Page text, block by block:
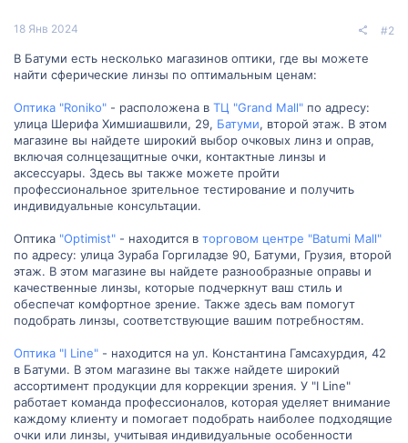
18 Янв 2024 #2
В Батуми есть несколько магазинов оптики, где вы можете
найти сферические линзы по оптимальным ценам:
Оптика "Roniko" - расположена в ТЦ "Grand Mall" по адресу:
улица Шерифа Химшиашвили, 29, Батуми, второй этаж. В этом
магазине вы найдете широкий выбор очковых линз и оправ,
включая солнцезащитные очки, контактные линзы и
аксессуары. Здесь вы также можете пройти
профессиональное зрительное тестирование и получить
индивидуальные консультации.
Оптика "Optimist" - находится в торговом центре "Batumi Mall"
по адресу: улица Зураба Горгиладзе 90, Батуми, Грузия, второй
этаж. В этом магазине вы найдете разнообразные оправы и
качественные линзы, которые подчеркнут ваш стиль и
обеспечат комфортное зрение. Также здесь вам помогут
подобрать линзы, соответствующие вашим потребностям.
Оптика "I Line" - находится на ул. Константина Гамсахурдия, 42
в Батуми. В этом магазине вы также найдете широкий
ассортимент продукции для коррекции зрения. У "I Line"
работает команда профессионалов, которая уделяет внимание
каждому клиенту и помогает подобрать наиболее подходящие
очки или линзы, учитывая индивидуальные особенности